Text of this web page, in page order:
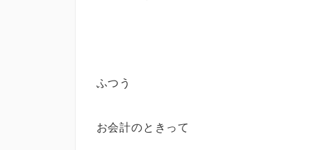
ふつう
お会計のときって